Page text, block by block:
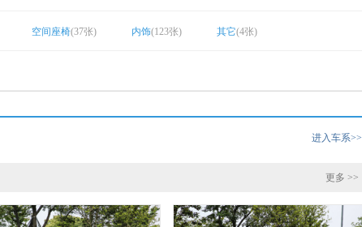
空间座椅(37张) 内饰(123张) 其它(4张)
进入车系>>
更多 >>